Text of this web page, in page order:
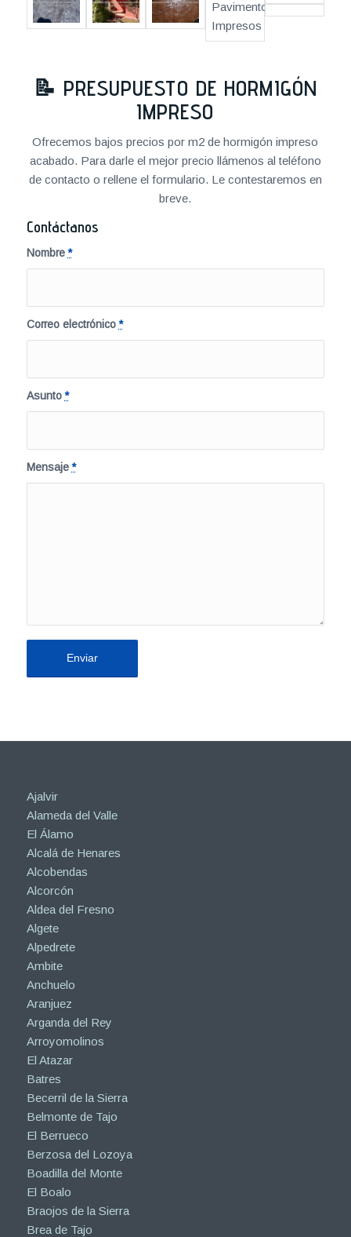
📝 PRESUPUESTO DE HORMIGÓN
IMPRESO
Ofrecemos bajos precios por m2 de hormigón impreso
acabado. Para darle el mejor precio llámenos al teléfono
de contacto o rellene el formulario. Le contestaremos en
breve.
Contáctanos
Nombre*
Correo electrónico*
Asunto*
Mensaje*
Ajalvir
Alameda del Valle
El Álamo
Alcalá de Henares
Alcobendas
Alcorcón
Aldea del Fresno
Algete
Alpedrete
Ambite
Anchuelo
Aranjuez
Arganda del Rey
Arroyomolinos
El Atazar
Batres
Becerril de la Sierra
Belmonte de Tajo
El Berrueco
Berzosa del Lozoya
Boadilla del Monte
El Boalo
Braojos de la Sierra
Brea de Tajo